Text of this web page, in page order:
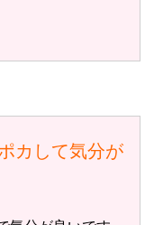
カして気分が